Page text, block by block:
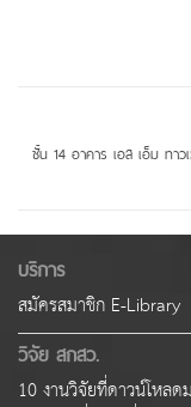
ชั้น 14 อาคาร เอส เอ็ม ทาว
บริการ
สมัครสมาชิก E-Library
วิจัย สกสว.
10 งานวิจัยที่ดาวน์โหล